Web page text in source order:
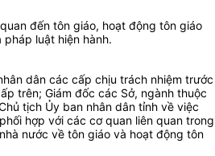
đến tôn giáo, hoạt động tôn giáo
luật hiện hành.
dân các cấp chịu trách nhiệm trước
trên; Giám đốc các Sở, ngành thuộc
tịch Ủy ban nhân dân tỉnh về việc
hợp với các cơ quan liên quan trong
nước về tôn giáo và hoạt động tôn